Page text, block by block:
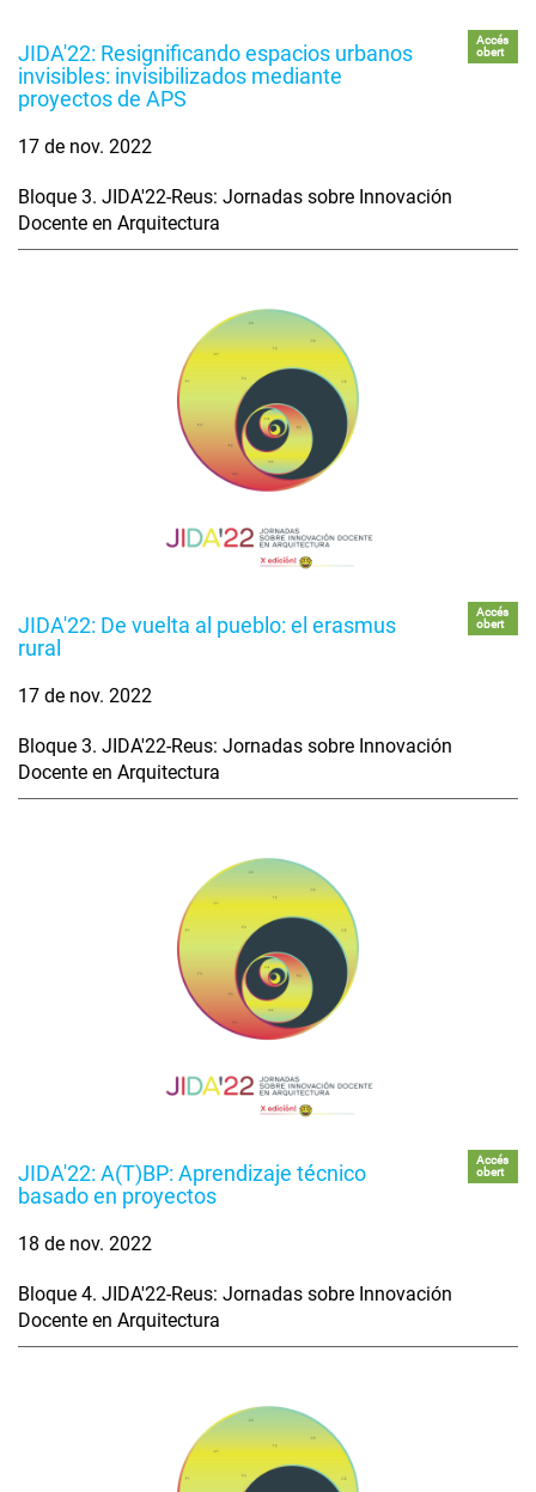
JIDA'22: Resignificando espacios urbanos
invisibles: invisibilizados mediante
proyectos de APS
Accés
obert
17 de nov. 2022
Bloque 3. JIDA'22-Reus: Jornadas sobre Innovación
Docente en Arquitectura
JIDA'22: De vuelta al pueblo: el erasmus
rural
Accés
obert
17 de nov. 2022
Bloque 3. JIDA'22-Reus: Jornadas sobre Innovación
Docente en Arquitectura
JIDA'22: A(T)BP: Aprendizaje técnico
basado en proyectos
Accés
obert
18 de nov. 2022
Bloque 4. JIDA'22-Reus: Jornadas sobre Innovación
Docente en Arquitectura